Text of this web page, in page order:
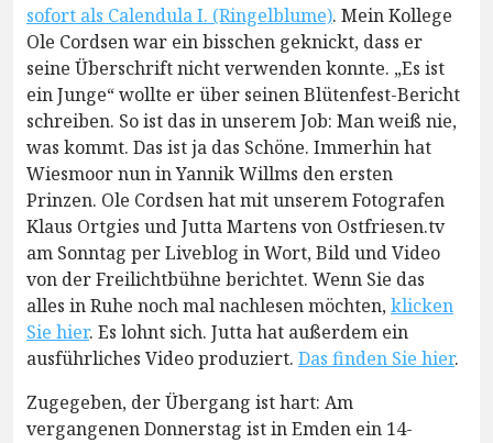
sofort als Calendula I. (Ringelblume). Mein Kollege
Ole Cordsen war ein bisschen geknickt, dass er
seine Überschrift nicht verwenden konnte. „Es ist
ein Junge“ wollte er über seinen Blütenfest-Bericht
schreiben. So ist das in unserem Job: Man weiß nie,
was kommt. Das ist ja das Schöne. Immerhin hat
Wiesmoor nun in Yannik Willms den ersten
Prinzen. Ole Cordsen hat mit unserem Fotografen
Klaus Ortgies und Jutta Martens von Ostfriesen.tv
am Sonntag per Liveblog in Wort, Bild und Video
von der Freilichtbühne berichtet. Wenn Sie das
alles in Ruhe noch mal nachlesen möchten,klicken
Sie hier. Es lohnt sich. Jutta hat außerdem ein
ausführliches Video produziert. Das finden Sie hier.
Zugegeben, der Übergang ist hart: Am
vergangenen Donnerstag ist in Emden ein 14-